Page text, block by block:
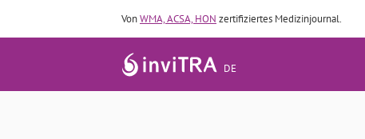
VonWMA, ACSA, HON zertifiziertes Medizinjournal.
DE
Verschiedene